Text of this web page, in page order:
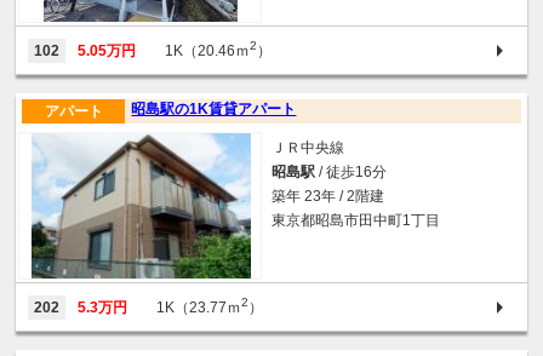
102 5.05万円 1K（20.46ｍ2 ）
昭島駅の1K賃貸アパート
アパート
ＪＲ中央線
昭島駅 / 徒歩16分
築年 23年 / 2階建
東京都昭島市田中町1丁目
202 5.3万円 1K（23.77ｍ2 ）